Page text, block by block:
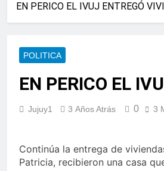
EN PERICO EL IVUJ ENTREGÓ
POLITICA
EN PERICO EL
Jujuy1 3 Años Atrás 0 3
Continúa la entrega de
Patricia, recibieron una casa